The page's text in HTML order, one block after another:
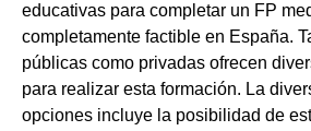
educativas para completar un FP
completamente factible en España.
públicas como privadas ofrecen
para realizar esta formación. La
opciones incluye la posibilidad de